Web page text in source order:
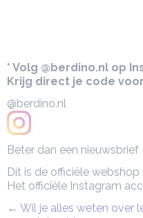
* Volg @berdino.nl op
Krijg direct je code
@berdino.nl
Beter dan een
Dit is de officiële webshop
Het officiële Instagram
← Wil je alles weten over